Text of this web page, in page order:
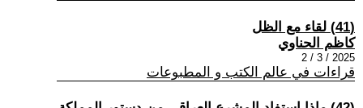
(41) لقاء مع الظل
كاظم الحناوي
2025 / 3 / 2
قراءات في عالم الكتب و المطبوعات